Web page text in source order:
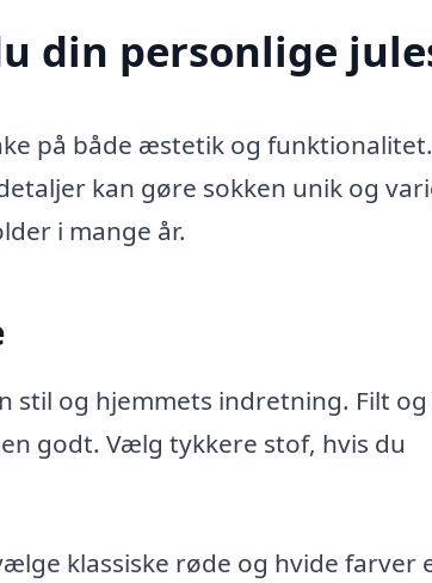
din personlige
på både æstetik og
kan gøre sokken unik og
i mange år.
stil og hjemmets indretning. Filt
godt. Vælg tykkere stof, hvis du
klassiske røde og hvide farver